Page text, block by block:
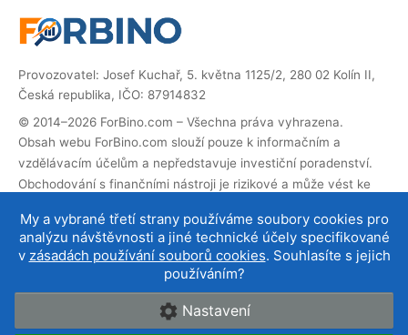
My a vybrané třetí strany používáme soubory cookies pro
analýzu návštěvnosti a jiné technické účely specifikované
v zásadách používání souborů cookies. Souhlasíte s jejich
používáním?
Nastavení
Provozovatel: Josef Kuchař, 5. května 1125/2, 280 02 Kolín II,
Česká republika, IČO: 87914832
© 2014–2026 ForBino.com – Všechna práva vyhrazena.
Obsah webu ForBino.com slouží pouze k informačním a
vzdělávacím účelům a nepředstavuje investiční poradenství.
Obchodování s finančními nástroji je rizikové a může vést ke
Web obsahuje partnerské (affiliate) odkazy. Pokud přes ně
provedete registraci, obdržíme provizi, díky které můžeme web
provozovat a dále rozvíjet. Na cenu služby pro vás to nemá
vliv a affiliate spolupráce neovlivňují našehodnocení brokerů.
O nás | Kontakt | Podmínky používání | Cookies a